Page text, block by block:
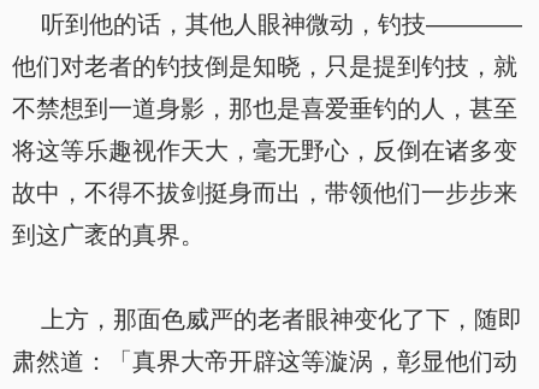
听到他的话，其他人眼神微动，钓技————
他们对老者的钓技倒是知晓，只是提到钓技，就
不禁想到一道身影，那也是喜爱垂钓的人，甚至
将这等乐趣视作天大，毫无野心，反倒在诸多变
故中，不得不拔剑挺身而出，带领他们一步步来
到这广袤的真界。
上方，那面色威严的老者眼神变化了下，随即
肃然道：「真界大帝开辟这等漩涡，彰显他们动